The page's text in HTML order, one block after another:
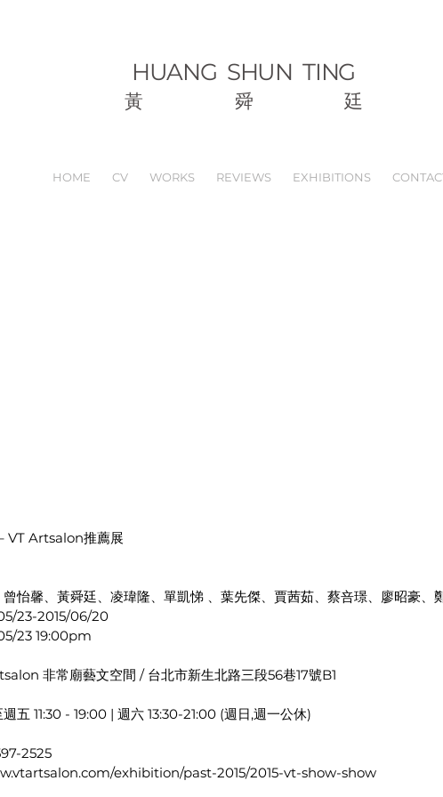
HUANG SHUN TING
黃 舜 廷
HOME CV WORKS REVIEWS EXHIBITIONS
VT Artsalon推薦展
怡馨、黃舜廷、凌瑋隆、單凱悌 、葉先傑、賈茜茹、蔡咅璟、廖昭豪、
23-2015/06/20
23 19:00pm
非常廟藝文空間 / 台北市新生北路三段56巷17號B1
五 11:30 - 19:00 | 週六 13:30-21:00 (週日,週一公休)
2525
exhibition/past-2015/2015-vt-show-show